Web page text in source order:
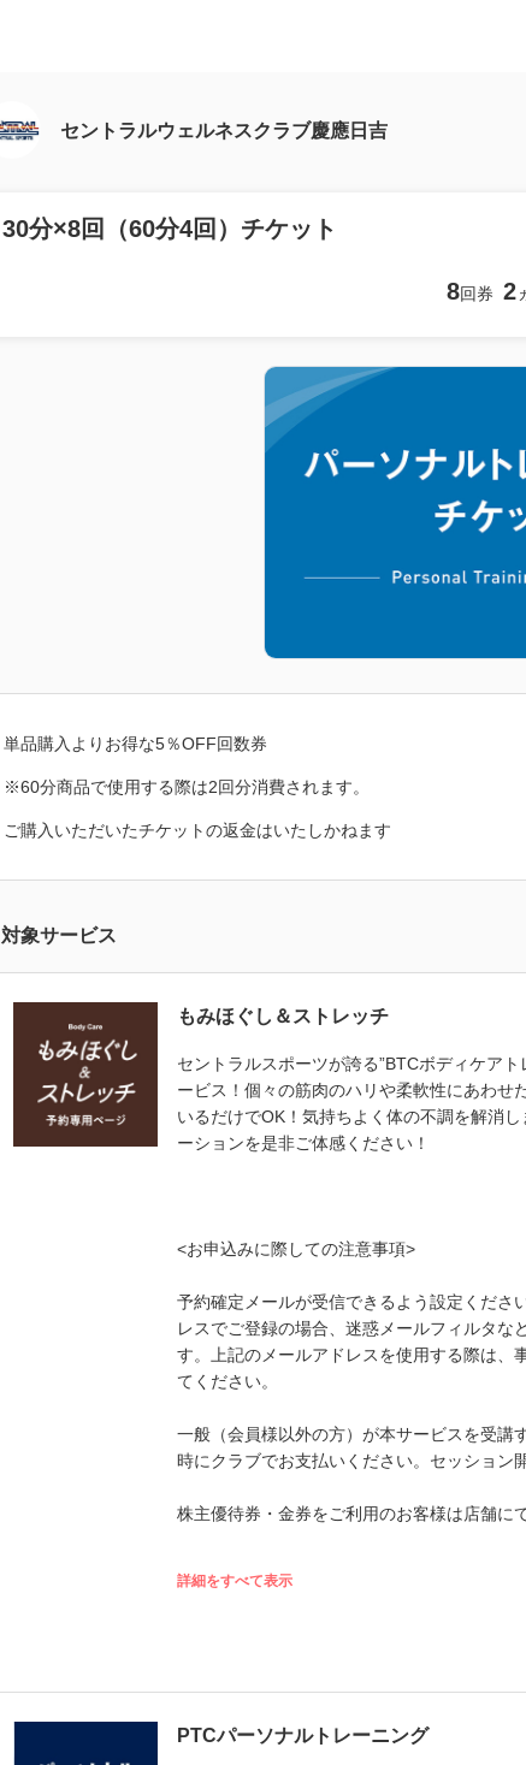
セントラルウェルネスクラブ慶應日吉
30分×8回（60分4回）チケット
8回券 2
単品購入よりお得な5％OFF回数券
※60分商品で使用する際は2回分消費されます。
ご購入いただいたチケットの返金はいたしかねます
対象サービス
もみほぐし＆ストレッチ
セントラルスポーツが誇る”BTCボディケア
ービス！個々の筋肉のハリや柔軟性にあわせ
いるだけでOK！気持ちよく体の不調を解消
ーションを是非ご体感ください！
<お申込みに際しての注意事項>
予約確定メールが受信できるよう設定くださ
レスでご登録の場合、迷惑メールフィルタな
す。上記のメールアドレスを使用する際は、
てください。
一般（会員様以外の方）が本サービスを受講
時にクラブでお支払いください。セッション
株主優待券・金券をご利用のお客様は店舗に
詳細をすべて表示
PTCパーソナルトレーニング